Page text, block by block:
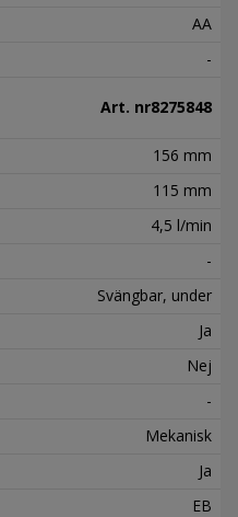
AA
-
Art. nr8275848
156 mm
115 mm
4,5 l/min
-
Svängbar, under
Ja
Nej
-
Mekanisk
Ja
EB